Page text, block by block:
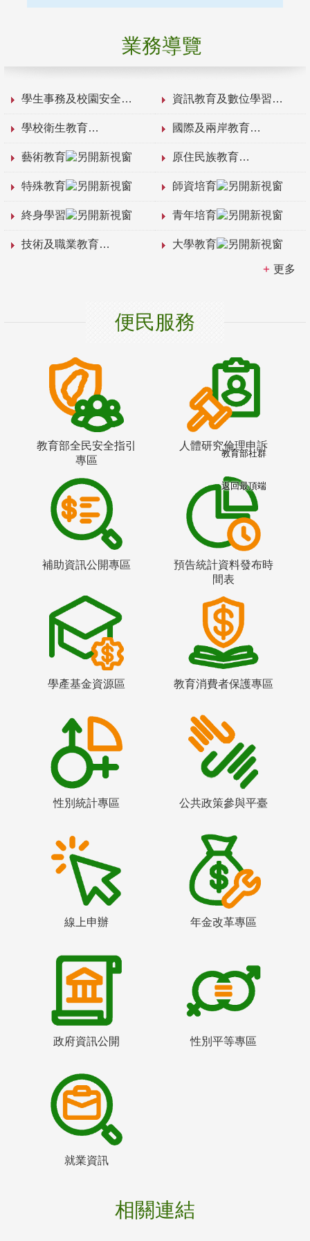
業務導覽
學生事務及校園安全 資訊教育及數位學習
學校衛生教育 國際及兩岸教育
藝術教育 原住民族教育
特殊教育 師資培育
終身學習 青年培育
技術及職業教育 大學教育
更多
便民服務
教育部全民安全指引
專區
人體研究倫理申訴
補助資訊公開專區
預告統計資料發布時
間表
學產基金資源區 教育消費者保護專區
性別統計專區 公共政策參與平臺
線上申辦 年金改革專區
政府資訊公開 性別平等專區
就業資訊
相關連結
教育部社群
返回最頂端